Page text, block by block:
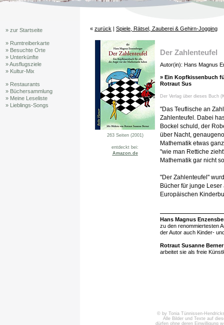
» zur Startseite
» Rumtreiberkarte
» Besuchte Orte
» Unterkünfte
» Ausflugsziele
» Kultur-Mix
» Restaurants
» Büchersammlung
» Meine Leseliste
» Lieblings-Songs
« zurück | Spiele, Rätsel, Zauberei & Gehirn-Jogging
263 Seiten (2001)
entdeckt bei:
Amazon.de
Der Zahlenteufel
Autor(in): Hans Magnus
» Ein Kopfkissenbuch
Rotraut Sus
Der Verlag über dieses Buch
"Das Teuflische an
Zahlenteufel. Dabei
Bockel schuld, der
über Nacht,
Mathematik etwas
"wie man Rettiche
Mathematik gar nicht
"Der Zahlenteufel"
Bücher für junge
Europäischen
Hans Magnus
zu den renommiertesten
der Autor auch Kinder-
Rotraut Susanne Berner
arbeitet sie als freie
© by Tonia Tünnissen-
Alle Bilder und Texte auf
dürfen ohne deren Einwilligung